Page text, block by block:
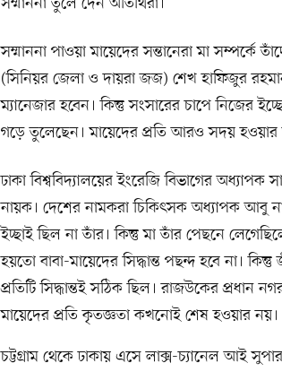
সম্মাননা পাওয়া মায়েদের সন্তানেরা মা
(সিনিয়র জেলা ও দায়রা জজ) শেখ হাফিজুর
ম্যানেজার হবেন। কিন্তু সংসারের চাপে নিজের
গড়ে তুলেছেন। মায়েদের প্রতি আরও সদয় হওয়ার
ঢাকা বিশ্ববিদ্যালয়ের ইংরেজি বিভাগের
নায়ক। দেশের নামকরা চিকিৎসক অধ্যাপক আবু
ইচ্ছাই ছিল না তাঁর। কিন্তু মা তাঁর পেছনে
হয়তো বাবা-মায়েদের সিদ্ধান্ত পছন্দ হবে না।
প্রতিটি সিদ্ধান্তই সঠিক ছিল। রাজউকের
মায়েদের প্রতি কৃতজ্ঞতা কখনোই শেষ হওয়ার নয়।
চট্টগ্রাম থেকে ঢাকায় এসে লাক্স-চ্যানেল আই